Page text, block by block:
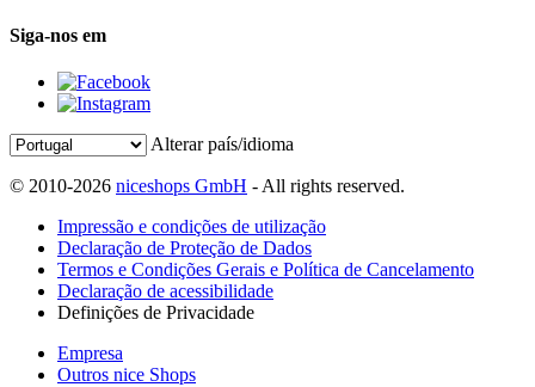
Siga-nos em
Alterar país/idioma
© 2010-2026 niceshops GmbH - All rights reserved.
Impressão e condições de utilização
Declaração de Proteção de Dados
Termos e Condições Gerais e Política de Cancelamento
Declaração de acessibilidade
Definições de Privacidade
Empresa
Outros nice Shops